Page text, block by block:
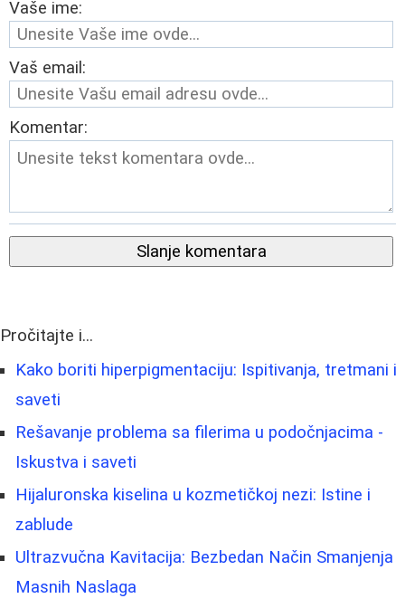
Vaše ime:
Vaš email:
Komentar:
Slanje komentara
Pročitajte i...
Kako boriti hiperpigmentaciju: Ispitivanja, tretmani i
saveti
Rešavanje problema sa filerima u podočnjacima -
Iskustva i saveti
Hijaluronska kiselina u kozmetičkoj nezi: Istine i
zablude
Ultrazvučna Kavitacija: Bezbedan Način Smanjenja
Masnih Naslaga